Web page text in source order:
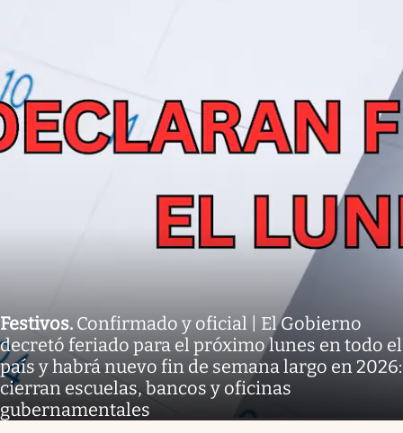
Festivos. Confirmado y oficial | El Gobierno
decretó feriado para el próximo lunes en todo el
país y habrá nuevo fin de semana largo en 2026:
cierran escuelas, bancos y oficinas
gubernamentales